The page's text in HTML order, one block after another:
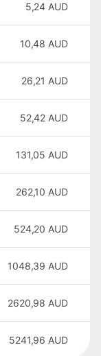
5,24 AUD
10,48 AUD
26,21 AUD
52,42 AUD
131,05 AUD
262,10 AUD
524,20 AUD
1048,39 AUD
2620,98 AUD
5241,96 AUD